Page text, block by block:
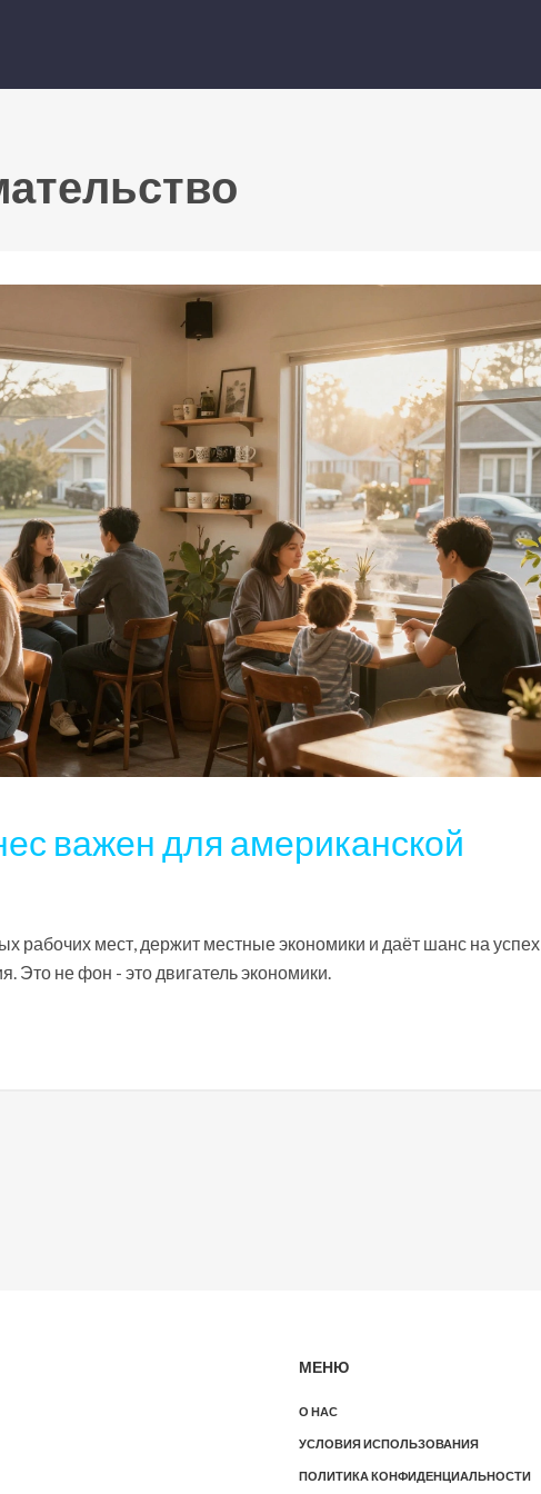
важен для американской
рабочих мест, держит местные экономики и даёт шанс на успех
Это не фон - это двигатель экономики.
МЕНЮ
О НАС
УСЛОВИЯ ИСПОЛЬЗОВАНИЯ
ПОЛИТИКА КОНФИДЕНЦИАЛЬНОСТИ